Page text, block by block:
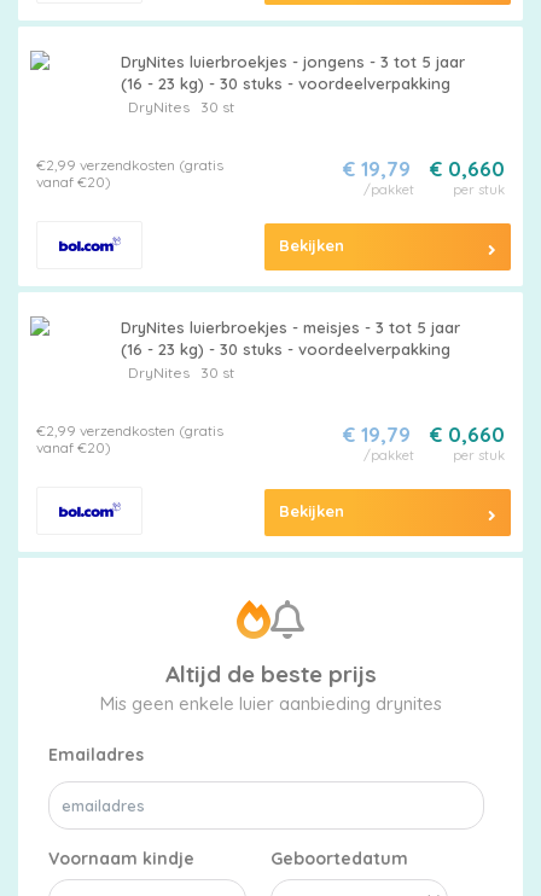
Extra
Merken
vergelijken
DryNites luierbroekjes - jongens - 3 tot 5 jaar
(16 - 23 kg) - 30 stuks - voordeelverpakking
DryNites30 st
€2,99 verzendkosten (gratis
vanaf €20)
€ 0,660
per stuk
€ 19,79
/pakket
Bekijken
DryNites luierbroekjes - meisjes - 3 tot 5 jaar
(16 - 23 kg) - 30 stuks - voordeelverpakking
DryNites30 st
€2,99 verzendkosten (gratis
vanaf €20)
€ 0,660
per stuk
€ 19,79
/pakket
Bekijken
Altijd de beste prijs
Mis geen enkele luier aanbieding drynites
Emailadres
Voornaam kindje Geboortedatum